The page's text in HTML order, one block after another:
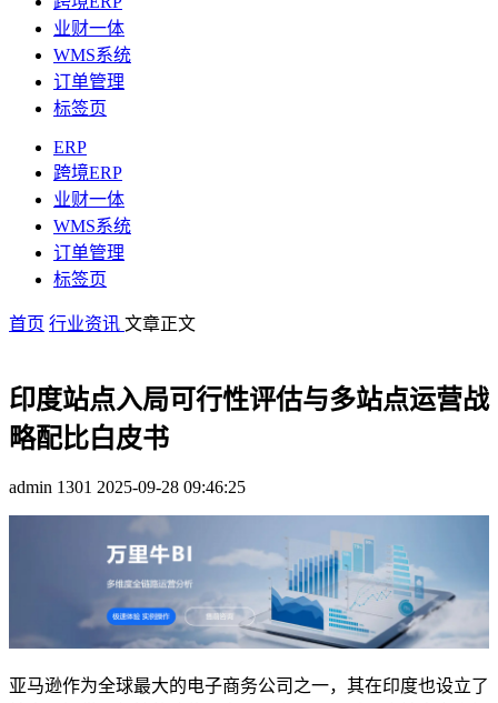
业财一体
WMS系统
订单管理
标签页
ERP
跨境ERP
业财一体
WMS系统
订单管理
标签页
首页 行业资讯 文章正文
印度站点入局可行性评估与多站点运营战
略配比白皮书
admin 1301 2025-09-28 09:46:25
亚马逊作为全球最大的电子商务公司之一，其在印度也设立了